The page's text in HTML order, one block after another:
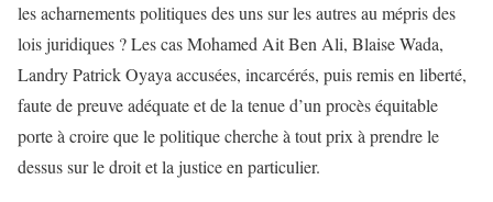
les acharnements politiques des uns sur les autres au mépris des
lois juridiques ? Les cas Mohamed Ait Ben Ali, Blaise Wada,
Landry Patrick Oyaya accusées, incarcérés, puis remis en liberté,
faute de preuve adéquate et de la tenue d’un procès équitable
porte à croire que le politique cherche à tout prix à prendre le
dessus sur le droit et la justice en particulier.